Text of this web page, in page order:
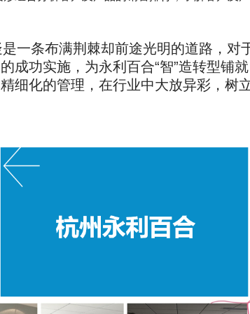
一条布满荆棘却前途光明的道路，对
成功实施，为永利百合“智”造转型铺就
细化的管理，在行业中大放异彩，树